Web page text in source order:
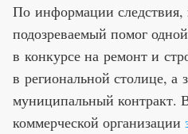
По информации
подозреваемый помог
в конкурсе на ремонт и
в региональной столице, а
муниципальный контракт.
коммерческой организации